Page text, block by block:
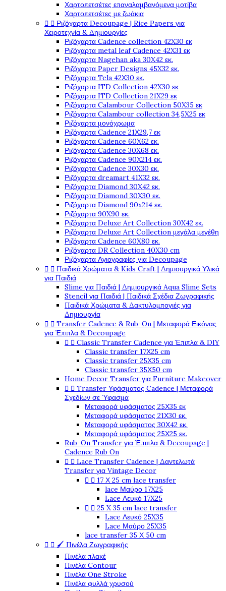
Χαρτοπετσέτες επαναλαμβανόμενα μοτίβα
Χαρτοπετσέτες με ζωάκια
  Ριζόχαρτα Decoupage | Rice Papers για
Χειροτεχνία & Δημιουργίες
Ριζόχαρτα Cadence collection 42X30 εκ
Ριζόχαρτα metal leaf Cadence 42X31 εκ
Ριζόχαρτα Nagehan aka 30X42 εκ.
Ριζόχαρτα Paper Designs 45X32 εκ.
Ριζόχαρτα Tela 42Χ30 εκ.
Ριζόχαρτα ITD Collection 42X30 εκ
Ριζόχαρτα ITD Collection 21X29 εκ
Ριζόχαρτα Calambour Collection 50X35 εκ
Ριζόχαρτα Calambour collection 34,5X25 εκ
Ριζόχαρτα μονόχρωμα
Ριζόχαρτα Cadence 21Χ29,7 εκ
Ριζόχαρτα Cadence 60X62 εκ.
Ριζόχαρτα Cadence 30X68 εκ.
Ριζόχαρτα Cadence 90X214 εκ.
Ριζόχαρτα Cadence 30X30 εκ.
Ριζόχαρτα dreamart 41X32 εκ.
Ριζόχαρτα Diamond 30X42 εκ.
Ριζόχαρτα Diamond 30X30 εκ.
Ριζόχαρτα Diamond 90x214 εκ.
Ριζόχαρτα 90X90 εκ.
Ριζόχαρτα Deluxe Art Collection 30X42 εκ.
Ριζόχαρτα Deluxe Art Collection μεγάλα μεγέθη
Ριζόχαρτα Cadence 60X80 εκ.
Ριζόχαρτα DR Collection 40X30 cm
Ριζόχαρτα Αγιογραφίες για Decoupage
  Παιδικά Χρώματα & Kids Craft | Δημιουργικά Υλικά
για Παιδιά
Slime για Παιδιά | Δημιουργικά Aqua Slime Sets
Stencil για Παιδιά | Παιδικά Σχέδια Ζωγραφικής
Παιδικά Χρώματα & Δακτυλομπογιές για
Δημιουργία
  Transfer Cadence & Rub-On | Μεταφορά Εικόνας
για Έπιπλα & Decoupage
  Classic Transfer Cadence για Έπιπλα & DIY
Classic transfer 17Χ25 cm
Classic transfer 25Χ35 cm
Classic transfer 35Χ50 cm
Home Decor Transfer για Furniture Makeover
  Transfer Υφάσματος Cadence | Μεταφορά
Σχεδίων σε Ύφασμα
Μεταφορά υφάσματος 25Χ35 εκ
Μεταφορά υφάσματος 21Χ30 εκ.
Μεταφορά υφάσματος 30Χ42 εκ.
Μεταφορά υφάσματος 25Χ25 εκ.
Rub-On Transfer για Έπιπλα & Decoupage |
Cadence Rub On
  Lace Transfer Cadence | Δαντελωτά
Transfer για Vintage Decor
  17 Χ 25 cm lace transfer
lace Μαύρο 17X25
Lace Λευκό 17X25
  25 X 35 cm lace transfer
Lace Λευκό 25X35
Lace Μαύρο 25X35
lace transfer 35 Χ 50 cm
  🖌️ Πινέλα Ζωγραφικής
Πινέλα πλακέ
Πινέλα Contour
Πινέλα One Stroke
Πινέλα φυλλά χρυσού